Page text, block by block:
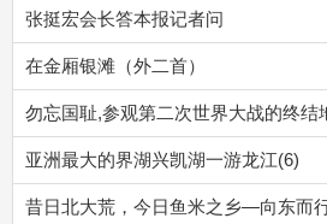
张挺宏会长答本报记者问
在金厢银滩（外二首）
勿忘国耻,参观第二次世界大战的终结
亚洲最大的界湖兴凯湖一游龙江(6)
昔日北大荒，今日鱼米之乡—向东而